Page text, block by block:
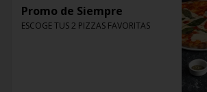
VIERNES: Raviol cabra con tu salsa
favorita
Promo de Siempre
ESCOGE TUS 2 PIZZAS FAVORITAS